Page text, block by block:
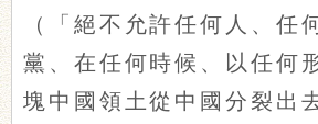
（「絕不允許任何人、任
黨、在任何時候、以任何
塊中國領土從中國分裂出